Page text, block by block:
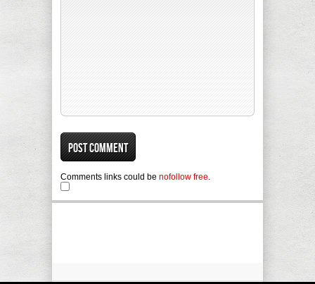
Comments links could be nofollow free.